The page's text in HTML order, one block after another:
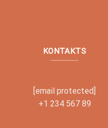
KONTAKTS
[email protected]
+1 234 567 89